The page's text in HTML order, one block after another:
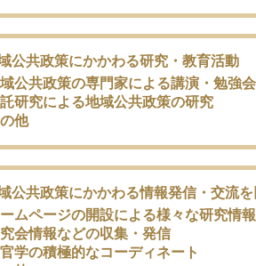
公共政策にかかわる研究・教育活動
域公共政策の専門家による講演・勉強
託研究による地域公共政策の研究
他
公共政策にかかわる情報発信・交流
ームページの開設による様々な研究情
究会情報などの収集・発信
官学の積極的なコーディネート